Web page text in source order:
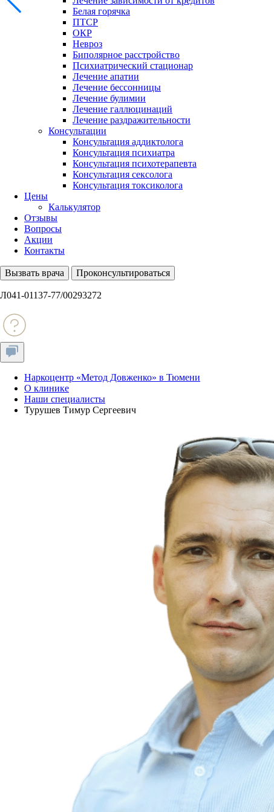
Белая горячка
ПТСР
ОКР
Невроз
Биполярное расстройство
Психиатрический стационар
Лечение апатии
Лечение бессонницы
Лечение булимии
Лечение галлюцинаций
Лечение раздражительности
Консультации
Консультация аддиктолога
Консультация психиатра
Консультация психотерапевта
Консультация сексолога
Консультация токсиколога
Цены
Калькулятор
Отзывы
Вопросы
Акции
Контакты
Вызвать врача Проконсультироваться
Л041-01137-77/00293272
Наркоцентр «Метод Довженко» в Тюмени
О клинике
Наши специалисты
Турушев Тимур Сергеевич